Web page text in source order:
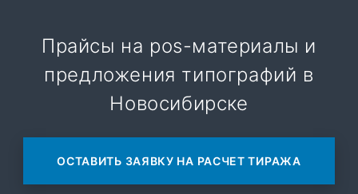
Прайсы на pos-материалы и
предложения типографий в
Новосибирске
ОСТАВИТЬ ЗАЯВКУ НА РАСЧЕТ ТИРАЖА